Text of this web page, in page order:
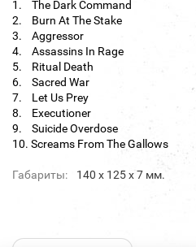
1. The Dark Command
2. Burn At The Stake
3. Aggressor
4. Assassins In Rage
5. Ritual Death
6. Sacred War
7. Let Us Prey
8. Executioner
9. Suicide Overdose
10. Screams From The Gallows
Габариты: 140 х 125 х 7 мм.